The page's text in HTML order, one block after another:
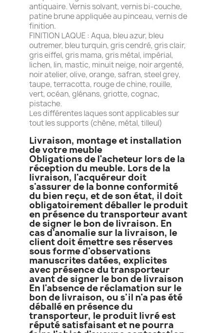
antiquaire. Vernis solvant, vernis bi-couche,
patine brune appliquée au pinceau, vernis de
finition.
FINITION LAQUE : Aqua, bleu azur, bleu
outremer, bleu turquin, gris cendré, gris clair,
gris eiffel, gris mama, gris métal, impérial,
lichen, lin, mastic, minuit neige, noir argenté,
noir atelier, olive, orange, safran, steel grey,
taupe, terracotta, rouge de chine, rouille,
vert, océan, glénans, griotte, cognac,
pistache.
Les différentes laques sont applicables sur
tout les supports (chêne, métal, tilleul)
Livraison, montage et installation
de votre meuble
Obligations de l'acheteur lors de la
réception du meuble. Lors de la
livraison, l'acquéreur doit
s'assurer de la bonne conformité
du bien reçu, et de son état, il doit
obligatoirement déballer le produit
en présence du transporteur avant
de signer le bon de livraison. En
cas d'anomalie sur la livraison, le
client doit émettre ses réserves
sous forme d'observations
manuscrites datées, explicites
avec présence du transporteur
avant de signer le bon de livraison
En l'absence de réclamation sur le
bon de livraison, ou s'il n'a pas été
déballé en présence du
transporteur, le produit livré est
réputé satisfaisant et ne pourra